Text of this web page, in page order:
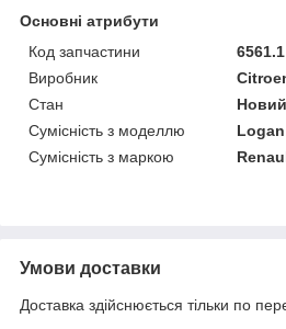
Основні атрибути
Код запчастини
6561.1
Виробник
Стан
Новий
Сумісність з моделлю
Logan
Сумісність з маркою
Умови доставки
Доставка здійснюється тільки по